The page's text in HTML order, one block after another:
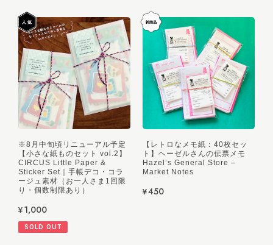
※8月中旬頃リニューアル予定
【小さな紙ものセット vol.2】
CIRCUS Little Paper &
Sticker Set｜手帳デコ・コラ
ージュ素材（お一人さま1回限
り・個数制限あり）
¥1,000
SOLD OUT
【レトロなメモ紙：40枚セッ
ト】ヘーゼルさんの伝票メモ
Hazel’s General Store –
Market Notes
¥450